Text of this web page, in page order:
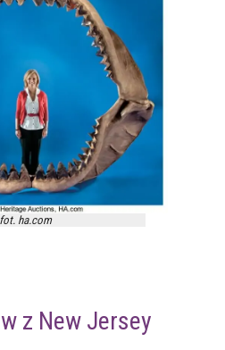
fot. ha.com
z New Jersey